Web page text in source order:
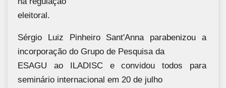
eleitoral.
Sérgio Luiz Pinheiro Sant'Anna parabenizou a
incorporação do Grupo de Pesquisa da
ESAGU ao ILADISC e convidou todos para
seminário internacional em 20 de julho